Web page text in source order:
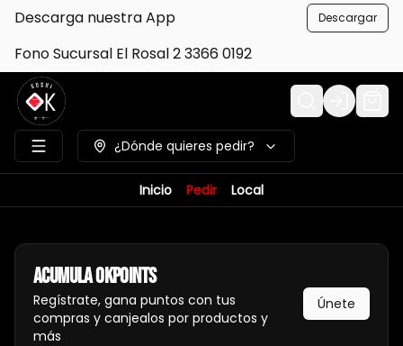
Descarga nuestra App Descargar
Fono Sucursal El Rosal 2 3366 0192
Login
¿Dónde quieres pedir?
Inicio Pedir Local
AcumulaOkpoints
Regístrate, gana puntos con tus
compras y canjealos por productos y
más
Únete